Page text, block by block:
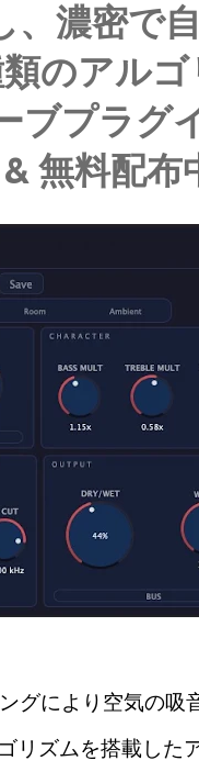
、濃密で
のアル
ブプラグ
無料配布
グにより空気の吸
リズムを搭載した